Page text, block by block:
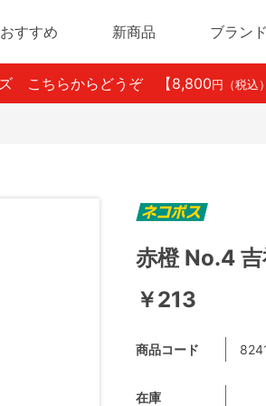
すすめ 新商品 ブランド
ズ こちらからどうぞ 【8,800 円（税込）
赤橙 No.4
￥213
商品コード
在庫